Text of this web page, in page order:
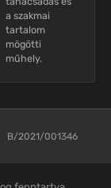
a szakmai
tartalom
mögötti
műhely.
B/2021/001346